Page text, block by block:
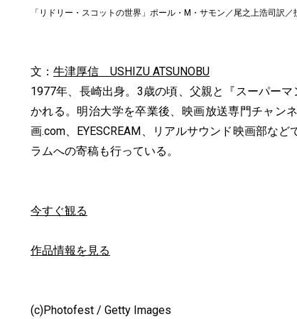
「リドリー・スコットの世界」ポール・M・サモン／尾之上浩司訳／
文： 牛津厚信 USHIZU ATSUNOBU
1977年、長崎出身。3歳の頃、父親と『スーパー
かれる。明治大学を卒業後、映画放送専門チャン
画.com、EYESCREAM、リアルサウンド映画部な
ラムへの寄稿も行っている。
今すぐ観る
作品情報を見る
(c)Photofest / Getty Images